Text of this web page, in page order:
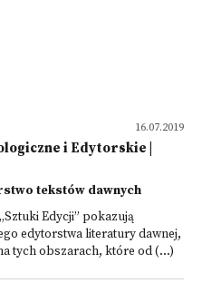
16.07.2019
i Edytorskie |
tekstów dawnych
Edycji” pokazują
edytorstwa literatury dawnej,
tych obszarach, które od (...)